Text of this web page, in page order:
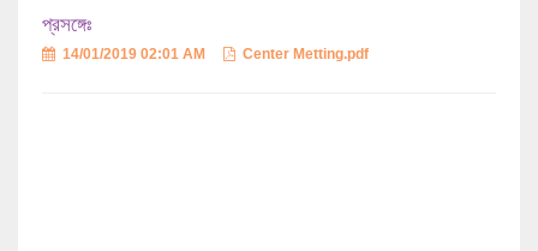
প্রসঙ্গেঃ
14/01/2019 02:01 AM Center Metting.pdf